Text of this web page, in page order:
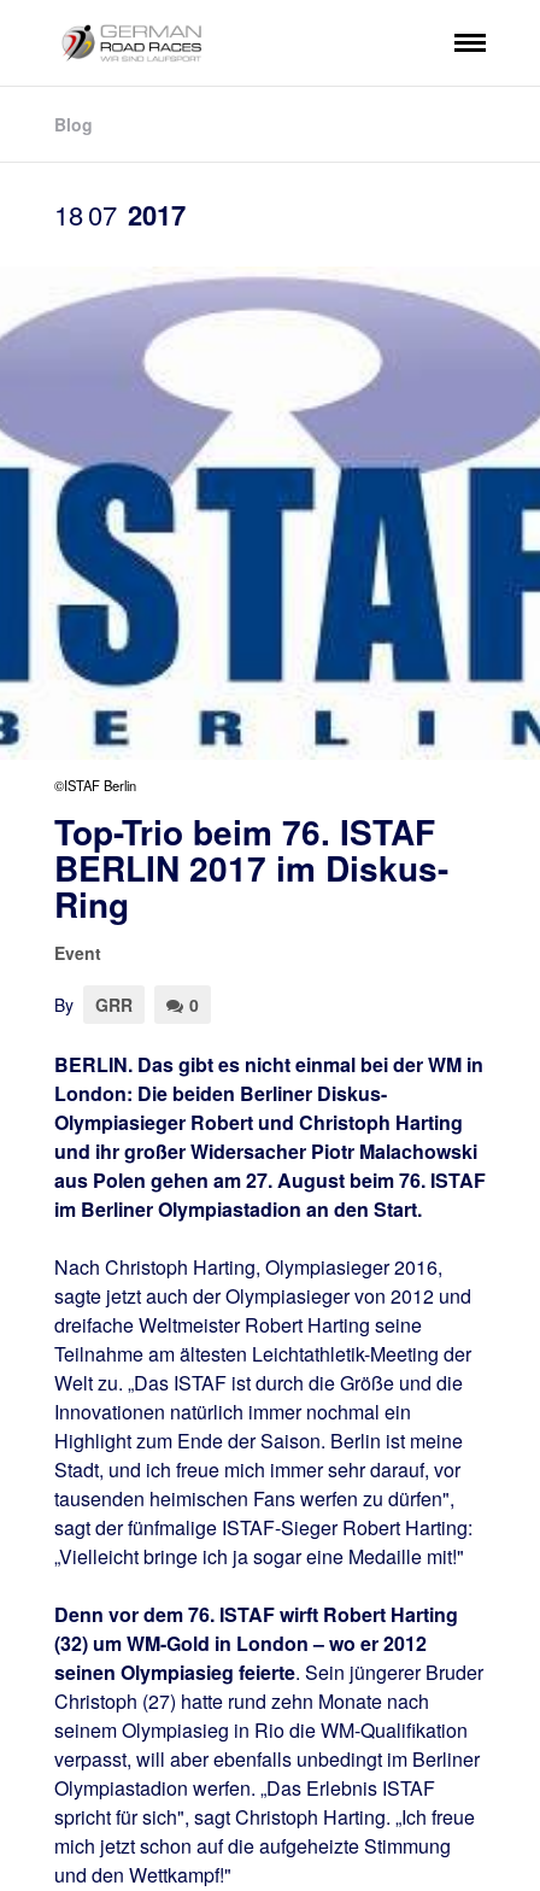
Blog
1807 2017
©ISTAF Berlin
Top-Trio beim 76. ISTAF
BERLIN 2017 im Diskus-
Ring
Event
By GRR 0
BERLIN. Das gibt es nicht einmal bei der WM in
London: Die beiden Berliner Diskus-
Olympiasieger Robert und Christoph Harting
und ihr großer Widersacher Piotr Malachowski
aus Polen gehen am 27. August beim 76. ISTAF
im Berliner Olympiastadion an den Start.
Nach Christoph Harting, Olympiasieger 2016,
sagte jetzt auch der Olympiasieger von 2012 und
dreifache Weltmeister Robert Harting seine
Teilnahme am ältesten Leichtathletik-Meeting der
Welt zu. „Das ISTAF ist durch die Größe und die
Innovationen natürlich immer nochmal ein
Highlight zum Ende der Saison. Berlin ist meine
Stadt, und ich freue mich immer sehr darauf, vor
tausenden heimischen Fans werfen zu dürfen",
sagt der fünfmalige ISTAF-Sieger Robert Harting:
„Vielleicht bringe ich ja sogar eine Medaille mit!"
Denn vor dem 76. ISTAF wirft Robert Harting
(32) um WM-Gold in London – wo er 2012
seinen Olympiasieg feierte. Sein jüngerer Bruder
Christoph (27) hatte rund zehn Monate nach
seinem Olympiasieg in Rio die WM-Qualifikation
verpasst, will aber ebenfalls unbedingt im Berliner
Olympiastadion werfen. „Das Erlebnis ISTAF
spricht für sich", sagt Christoph Harting. „Ich freue
mich jetzt schon auf die aufgeheizte Stimmung
und den Wettkampf!"